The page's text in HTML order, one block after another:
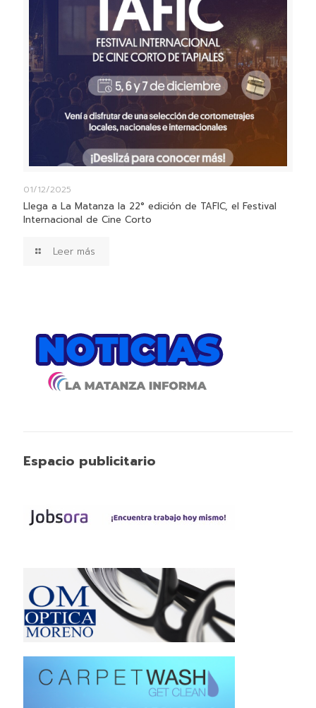
01/12/2025
Llega a La Matanza la 22° edición de TAFIC, el Festival
Internacional de Cine Corto
Leer más
Espacio publicitario